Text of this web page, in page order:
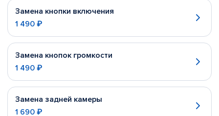
Замена кнопки включения
1 490 ₽
Замена кнопок громкости
1 490 ₽
Замена задней камеры
1 690 ₽